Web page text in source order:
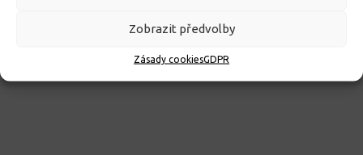
Zobrazit předvolby
Zásady cookiesGDPR